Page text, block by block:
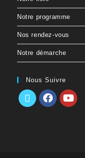
Notre programme
Nos rendez-vous
Notre démarche
Nous Suivre